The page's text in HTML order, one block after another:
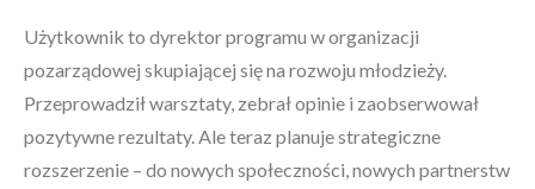
Użytkownik to dyrektor programu w organizacji
pozarządowej skupiającej się na rozwoju młodzieży.
Przeprowadził warsztaty, zebrał opinie i zaobserwował
pozytywne rezultaty. Ale teraz planuje strategiczne
rozszerzenie – do nowych społeczności, nowych partnerstw